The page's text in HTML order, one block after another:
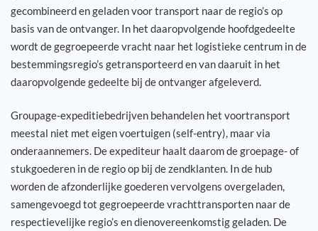
Referenties
Nieuws
Contact
gecombineerd en geladen voor transport naar de regio’s op
basis van de ontvanger. In het daaropvolgende hoofdgedeelte
wordt de gegroepeerde vracht naar het logistieke centrum in de
bestemmingsregio’s getransporteerd en van daaruit in het
daaropvolgende gedeelte bij de ontvanger afgeleverd.
Groupage-expeditiebedrijven behandelen het voortransport
meestal niet met eigen voertuigen (self-entry), maar via
onderaannemers. De expediteur haalt daarom de groepage- of
stukgoederen in de regio op bij de zendklanten. In de hub
worden de afzonderlijke goederen vervolgens overgeladen,
samengevoegd tot gegroepeerde vrachttransporten naar de
respectievelijke regio’s en dienovereenkomstig geladen. De